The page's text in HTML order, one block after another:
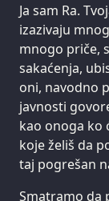
Ja sam Ra.
izazivaju
mnogo priče,
sakaćenja,
oni, navodno
javnosti
kao onoga ko
koje želiš da
taj pogrešan
Smatramo da